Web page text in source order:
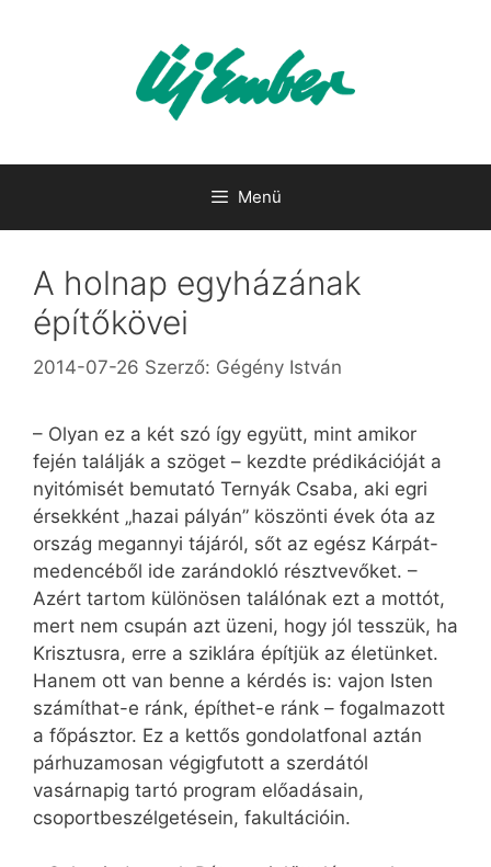
Menü
A holnap egyházának
építőkövei
2014-07-26 Szerző: Gégény István
– Olyan ez a két szó így együtt, mint amikor
fején találják a szöget – kezdte prédikációját a
nyitómisét bemutató Ternyák Csaba, aki egri
érsekként „hazai pályán” köszönti évek óta az
ország megannyi tájáról, sőt az egész Kárpát-
medencéből ide zarándokló résztvevőket. –
Azért tartom különösen találónak ezt a mottót,
mert nem csupán azt üzeni, hogy jól tesszük, ha
Krisztusra, erre a sziklára építjük az életünket.
Hanem ott van benne a kérdés is: vajon Isten
számíthat-e ránk, építhet-e ránk – fogalmazott
a főpásztor. Ez a kettős gondolatfonal aztán
párhuzamosan végigfutott a szerdától
vasárnapig tartó program előadásain,
csoportbeszélgetésein, fakultációin.